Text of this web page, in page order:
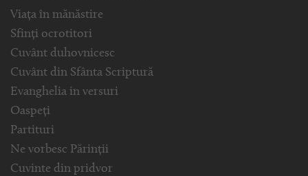
Viața în mănăstire
Sfinți ocrotitori
Cuvânt duhovnicesc
Cuvânt din Sfânta Scriptură
Evanghelia in versuri
Oaspeți
Partituri
Ne vorbesc Părinții
Cuvinte din pridvor